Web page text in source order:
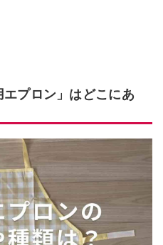
プロン」はどこにあ